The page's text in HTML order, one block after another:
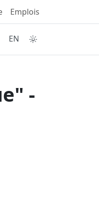
Emplois
EN
-